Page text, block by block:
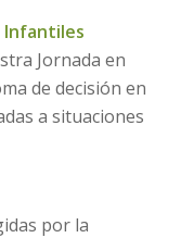
Infantiles
Jornada en
de decisión en
a situaciones
por la